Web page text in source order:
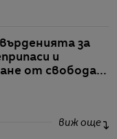
за
и
от свобода
виж още